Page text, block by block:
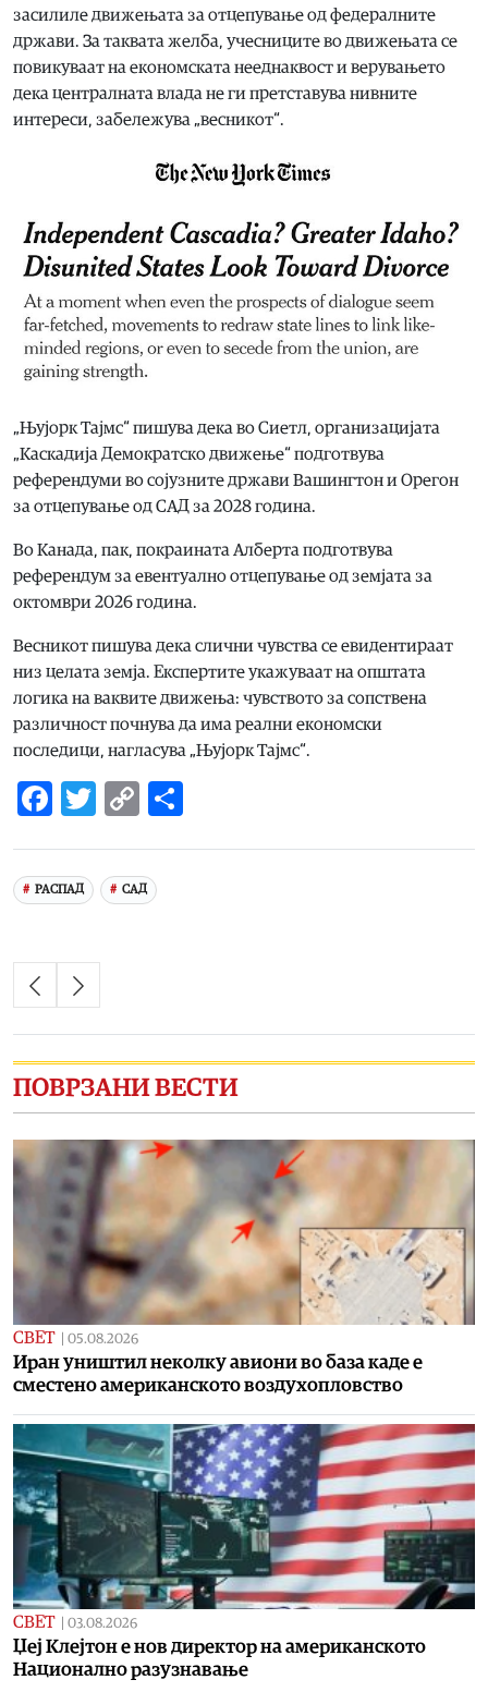
засилиле движењата за отцепување од федералните
држави. За таквата желба, учесниците во движењата се
повикуваат на економската нееднаквост и верувањето
дека централната влада не ги претставува нивните
интереси, забележува „весникот“.
„Њујорк Тајмс“ пишува дека во Сиетл, организацијата
„Каскадија Демократско движење“ подготвува
референдуми во сојузните држави Вашингтон и Орегон
за отцепување од САД за 2028 година.
Во Канада, пак, покраината Алберта подготвува
референдум за евентуално отцепување од земјата за
октомври 2026 година.
Весникот пишува дека слични чувства се евидентираат
низ целата земја. Експертите укажуваат на општата
логика на ваквите движења: чувството за сопствена
различност почнува да има реални економски
последици, нагласува „Њујорк Тајмс“.
Facebook
Twitter
Copy
РАСПАД САД
ПОВРЗАНИ ВЕСТИ
СВЕТ 05.08.2026
Иран уништил неколку авиони во база каде е
сместено американското воздухопловство
СВЕТ 03.08.2026
Џеј Клејтон е нов директор на американското
Национално разузнавање